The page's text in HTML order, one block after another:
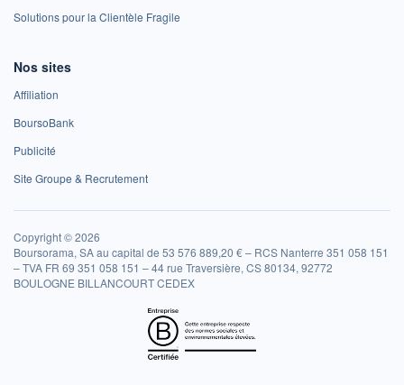
Solutions pour la Clientèle Fragile
Nos sites
Affiliation
BoursoBank
Publicité
Site Groupe & Recrutement
Copyright © 2026
Boursorama, SA au capital de 53 576 889,20 € – RCS Nanterre 351 058 151
– TVA FR 69 351 058 151 – 44 rue Traversière, CS 80134, 92772
BOULOGNE BILLANCOURT CEDEX